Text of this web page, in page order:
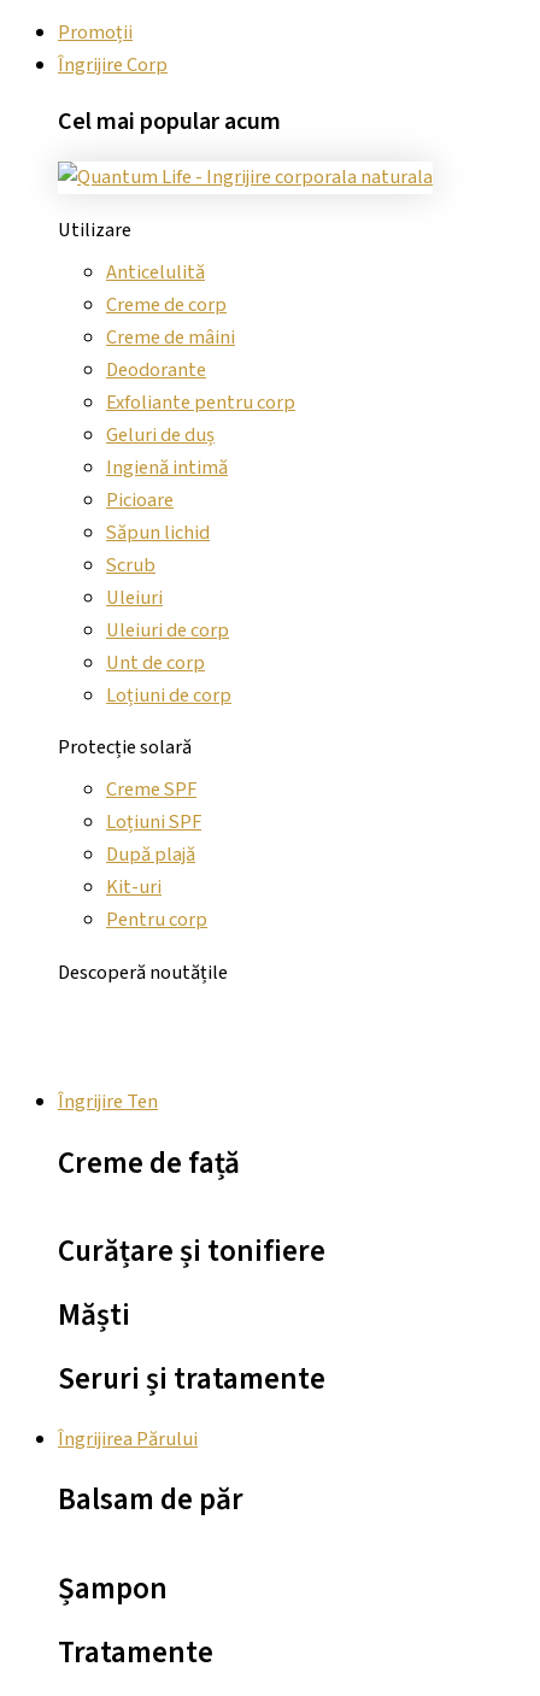
Promoții
Îngrijire Corp
Cel mai popularacum
Utilizare
Anticelulită
Creme de corp
Creme de mâini
Deodorante
Exfoliante pentru corp
Geluri de duș
Ingienă intimă
Picioare
Săpun lichid
Scrub
Uleiuri
Uleiuri de corp
Unt de corp
Loțiuni de corp
Protecție solară
Creme SPF
Loțiuni SPF
După plajă
Kit-uri
Pentru corp
Descoperă noutățile
Îngrijire Ten
Creme de față
Curățare și tonifiere
Măști
Seruri și tratamente
Îngrijirea Părului
Balsam de păr
Șampon
Tratamente